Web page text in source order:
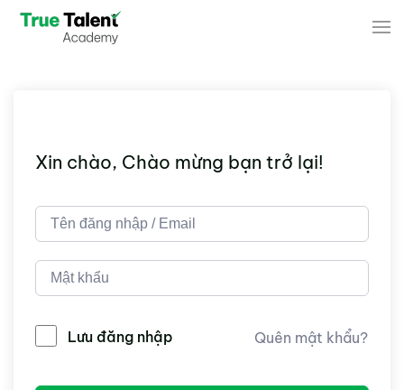
Xin chào, Chào mừng bạn trở lại!
Lưu đăng nhập Quên mật khẩu?